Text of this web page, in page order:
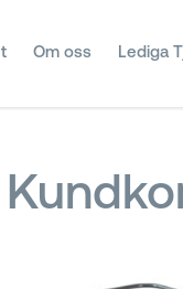
Om oss Lediga